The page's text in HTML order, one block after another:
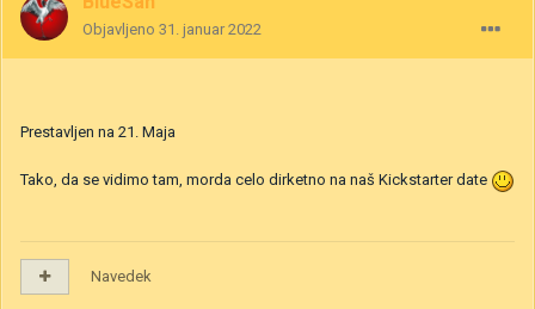
Objavljeno 31. januar 2022
Prestavljen na 21. Maja
Tako, da se vidimo tam, morda celo dirketno na naš Kickstarter date
Navedek